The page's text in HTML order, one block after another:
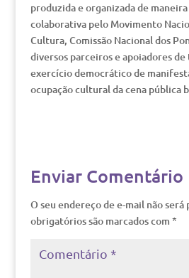
produzida e organizada de
colaborativa pelo Movimento
Cultura, Comissão Nacional dos
diversos parceiros e apoiadores de
exercício democrático de
ocupação cultural da cena pública
Enviar Comentário
O seu endereço de e-mail não será
obrigatórios são marcados com *